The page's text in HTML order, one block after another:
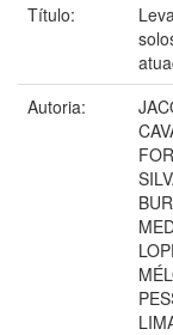
Título:
Autoria: